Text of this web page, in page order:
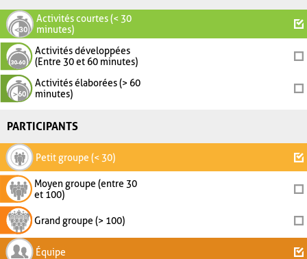
Activités courtes (< 30
minutes)
Activités développées
(Entre 30 et 60 minutes)
Activités élaborées (> 60
minutes)
PARTICIPANTS
Petit groupe (< 30)
Moyen groupe (entre 30
et 100)
Grand groupe (> 100)
Équipe